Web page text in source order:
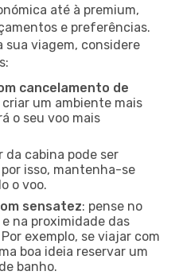
até à premium,
e preferências.
sua viagem, considere
cancelamento de
um ambiente mais
o seu voo mais
da cabina pode ser
isso, mantenha-se
o voo.
sensatez: pense no
na proximidade das
exemplo, se viajar com
boa ideia reservar um
banho.